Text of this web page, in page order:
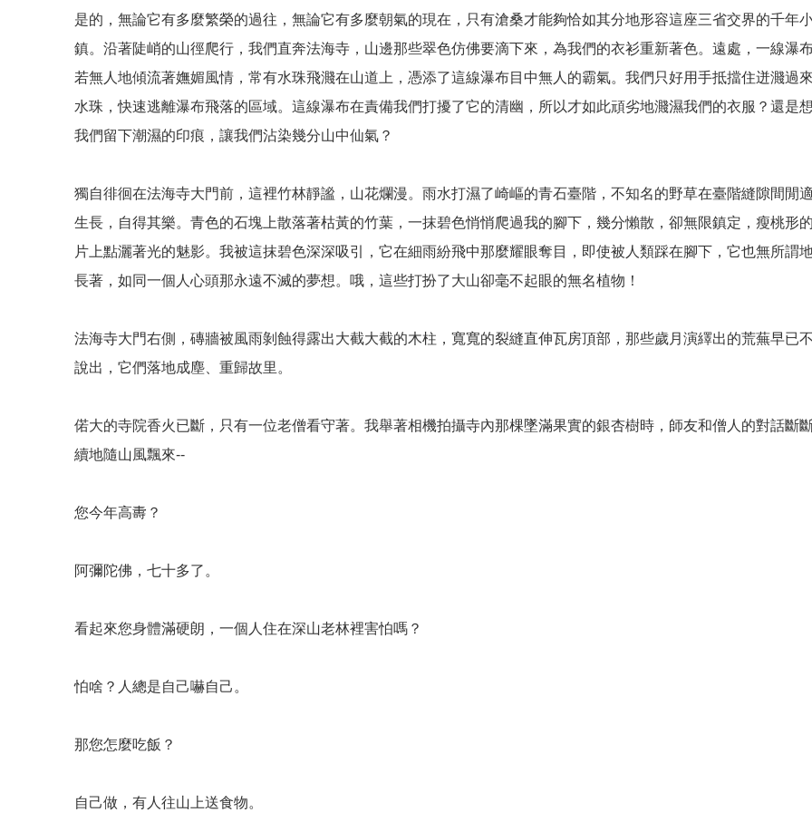
是的，無論它有多麼繁榮的過往，無論它有多麼朝氣的現在，只有滄桑才能夠恰如其分地形容這座三省交界的千年
鎮。沿著陡峭的山徑爬行，我們直奔法海寺，山邊那些翠色仿佛要滴下來，為我們的衣衫重新著色。遠處，一線瀑
若無人地傾流著嫵媚風情，常有水珠飛濺在山道上，憑添了這線瀑布目中無人的霸氣。我們只好用手抵擋住迸濺過
水珠，快速逃離瀑布飛落的區域。這線瀑布在責備我們打擾了它的清幽，所以才如此頑劣地濺濕我們的衣服？還是
我們留下潮濕的印痕，讓我們沾染幾分山中仙氣？
獨自徘徊在法海寺大門前，這裡竹林靜謐，山花爛漫。雨水打濕了崎嶇的青石臺階，不知名的野草在臺階縫隙間閒
生長，自得其樂。青色的石塊上散落著枯黃的竹葉，一抹碧色悄悄爬過我的腳下，幾分懶散，卻無限鎮定，瘦桃形
片上點灑著光的魅影。我被這抹碧色深深吸引，它在細雨紛飛中那麼耀眼奪目，即使被人類踩在腳下，它也無所謂
長著，如同一個人心頭那永遠不滅的夢想。哦，這些打扮了大山卻毫不起眼的無名植物！
法海寺大門右側，磚牆被風雨剝蝕得露出大截大截的木柱，寬寬的裂縫直伸瓦房頂部，那些歲月演繹出的荒蕪早已
說出，它們落地成塵、重歸故里。
偌大的寺院香火已斷，只有一位老僧看守著。我舉著相機拍攝寺內那棵墜滿果實的銀杏樹時，師友和僧人的對話斷
續地隨山風飄來--
您今年高夀？
阿彌陀佛，七十多了。
看起來您身體滿硬朗，一個人住在深山老林裡害怕嗎？
怕啥？人總是自己嚇自己。
那您怎麼吃飯？
自己做，有人往山上送食物。